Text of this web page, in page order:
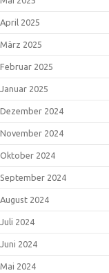
April 2025
März 2025
Februar 2025
Januar 2025
Dezember 2024
November 2024
Oktober 2024
September 2024
August 2024
Juli 2024
Juni 2024
Mai 2024